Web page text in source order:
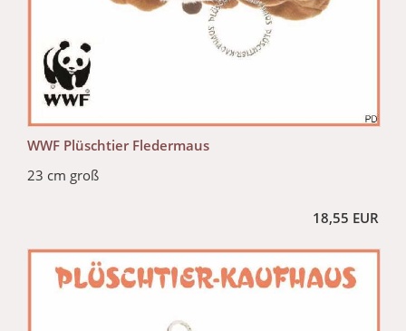
WWF Plüschtier Fledermaus
23 cm groß
18,55 EUR